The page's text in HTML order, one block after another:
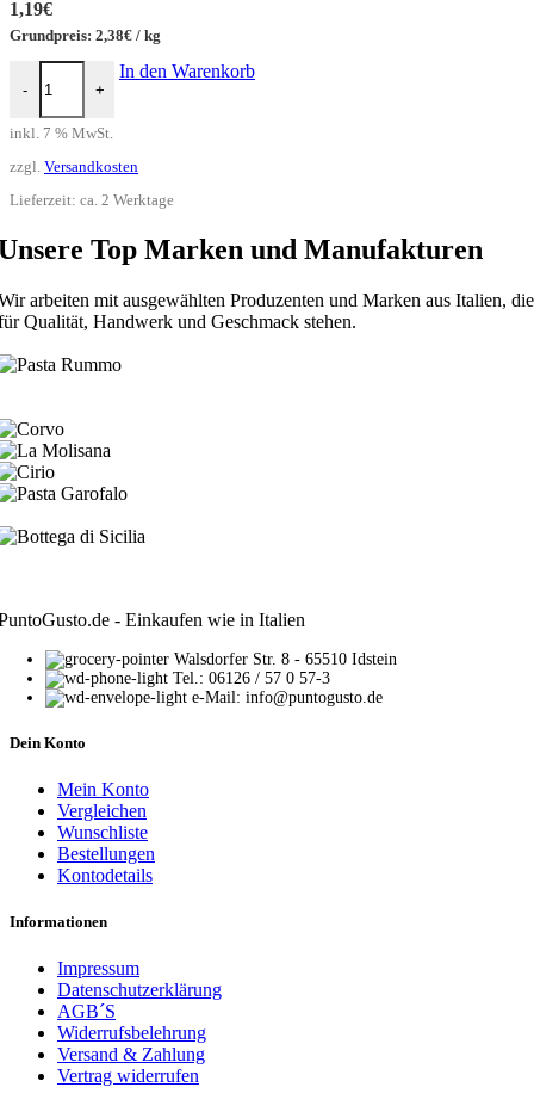
1,19€
Grundpreis: 2,38€ / kg
-
Canneroni Rigate 21 Divella Menge
+
In den Warenkorb
inkl. 7 % MwSt.
zzgl. Versandkosten
Lieferzeit: ca. 2 Werktage
Top Marken und Manufakturen
arbeiten mit ausgewählten Produzenten und Marken aus Italien, die
Qualität, Handwerk und Geschmack stehen.
- Einkaufen wie in Italien
Walsdorfer Str. 8 - 65510 Idstein
Tel.: 06126 / 57 0 57-3
e-Mail: info@puntogusto.de
Dein Konto
Mein Konto
Vergleichen
Wunschliste
Bestellungen
Kontodetails
Informationen
Impressum
Datenschutzerklärung
AGB´S
Widerrufsbelehrung
Versand & Zahlung
Vertrag widerrufen